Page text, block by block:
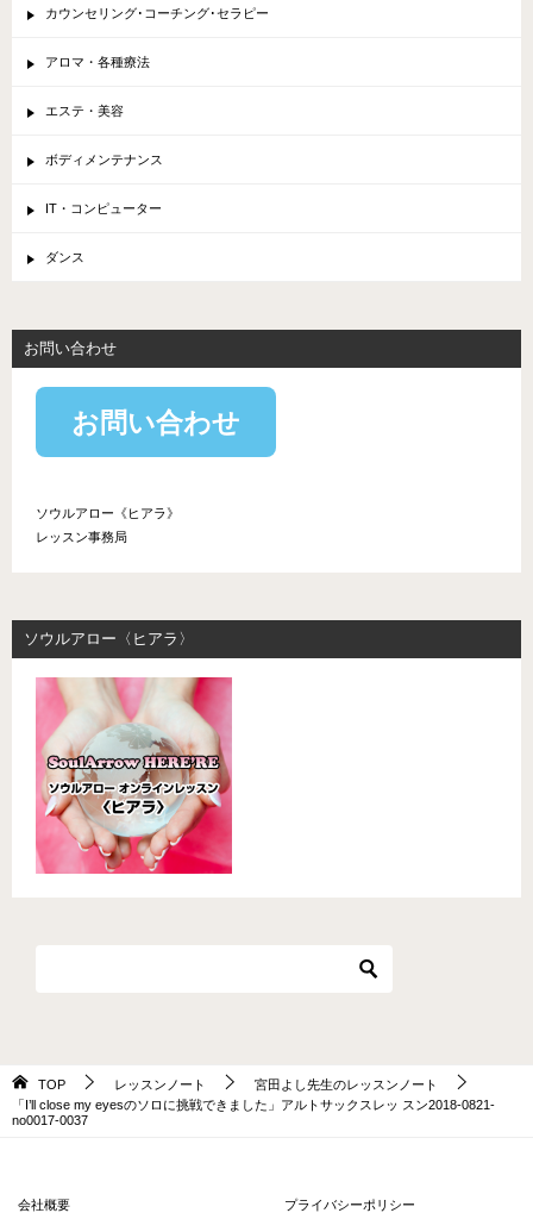
カウンセリング･コーチング･セラピー
アロマ・各種療法
エステ・美容
ボディメンテナンス
IT・コンピューター
ダンス
お問い合わせ
お問い合わせ
ソウルアロー《ヒアラ》
レッスン事務局
ソウルアロー〈ヒアラ〉
TOP レッスンノート
宮田よし先生のレッスンノート
「I’ll close my eyesのソロに挑戦できました」アルトサックスレッ スン2018-0821-
no0017-0037
会社概要 プライバシーポリシー